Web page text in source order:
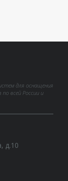
для оснащения
всей России и
д.10